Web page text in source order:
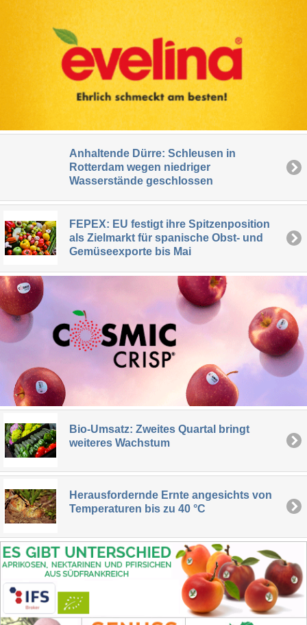
Anhaltende Dürre: Schleusen in
Rotterdam wegen niedriger
Wasserstände geschlossen
FEPEX: EU festigt ihre Spitzenposition
als Zielmarkt für spanische Obst- und
Gemüseexporte bis Mai
Bio-Umsatz: Zweites Quartal bringt
weiteres Wachstum
Herausfordernde Ernte angesichts von
Temperaturen bis zu 40 °C